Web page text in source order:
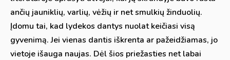
ančių jauniklių, varlių, vėžių ir net smulkių žinduolių.
Įdomu tai, kad lydekos dantys nuolat keičiasi visą
gyvenimą. Jei vienas dantis iškrenta ar pažeidžiamas, jo
vietoje išauga naujas. Dėl šios priežasties net labai